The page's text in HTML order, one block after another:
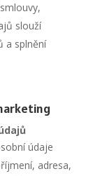
slouží
a splnění
údaje
adresa,